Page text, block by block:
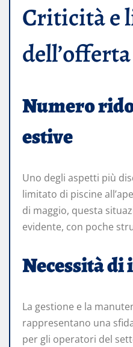
Criticità e
dell’offerta
Numero
estive
Uno degli aspetti più
limitato di piscine
di maggio, questa
evidente, con poche
Necessità
La gestione e la
rappresentano una
per gli operatori del